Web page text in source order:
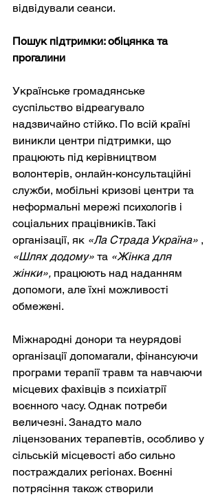
відвідували сеанси.
Пошук підтримки: обіцянка та
прогалини
Українське громадянське
суспільство відреагувало
надзвичайно стійко. По всій країні
виникли центри підтримки, що
працюють під керівництвом
волонтерів, онлайн-консультаційні
служби, мобільні кризові центри та
неформальні мережі психологів і
соціальних працівників. Такі
організації, як «Ла Страда Україна» ,
«Шлях додому» та «Жінка для
жінки», працюють над наданням
допомоги, але їхні можливості
обмежені.
Міжнародні донори та неурядові
організації допомагали, фінансуючи
програми терапії травм та навчаючи
місцевих фахівців з психіатрії
воєнного часу. Однак потреби
величезні. Занадто мало
ліцензованих терапевтів, особливо у
сільській місцевості або сильно
постраждалих регіонах. Воєнні
потрясіння також створили